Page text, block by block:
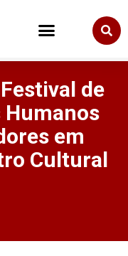
Festival de
em
Cultural